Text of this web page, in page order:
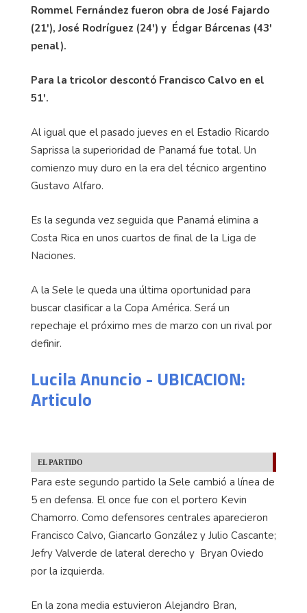
Rommel Fernández fueron obra de José Fajardo
(21'), José Rodrí­guez (24') y Édgar Bárcenas (43'
penal).
Para la tricolor descontó Francisco Calvo en el
51'.
Al igual que el pasado jueves en el Estadio Ricardo
Saprissa la superioridad de Panamá fue total. Un
comienzo muy duro en la era del técnico argentino
Gustavo Alfaro.
Es la segunda vez seguida que Panamá elimina a
Costa Rica en unos cuartos de final de la Liga de
Naciones.
A la Sele le queda una última oportunidad para
buscar clasificar a la Copa América. Será un
repechaje el próximo mes de marzo con un rival por
definir.
Lucila Anuncio - UBICACION:
Articulo
EL PARTIDO
Para este segundo partido la Sele cambió a línea de
5 en defensa. El once fue con el portero Kevin
Chamorro. Como defensores centrales aparecieron
Francisco Calvo, Giancarlo González y Julio Cascante;
Jefry Valverde de lateral derecho y Bryan Oviedo
por la izquierda.
En la zona media estuvieron Alejandro Bran,